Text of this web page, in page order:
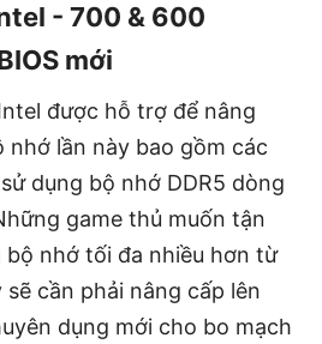
- 700 & 600
mới
được hỗ trợ để nâng
nhớ lần này bao gồm các
dụng bộ nhớ DDR5 dòng
game thủ muốn tận
nhớ tối đa nhiều hơn từ
cần phải nâng cấp lên
dụng mới cho bo mạch